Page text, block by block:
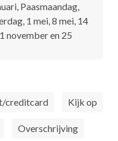
Paasmaandag,
1 mei, 8 mei, 14
november en 25
creditcard Kijk op
Overschrijving